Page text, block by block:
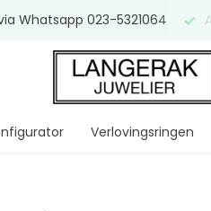
Whatsapp 023-5321064 Al
Verlovingsringen